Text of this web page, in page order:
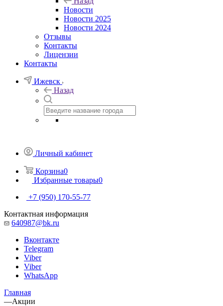
Новости
Новости 2025
Новости 2024
Отзывы
Контакты
Лицензии
Контакты
Ижевск
Назад
Личный кабинет
Корзина0
Избранные товары0
+7 (950) 170-55-77
Контактная информация
640987@bk.ru
Вконтакте
Telegram
Viber
Viber
WhatsApp
Главная
—Акции